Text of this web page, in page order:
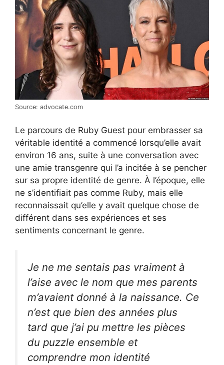
Source: advocate.com
Le parcours de Ruby Guest pour embrasser sa
véritable identité a commencé lorsqu’elle avait
environ 16 ans, suite à une conversation avec
une amie transgenre qui l’a incitée à se pencher
sur sa propre identité de genre. À l’époque, elle
ne s’identifiait pas comme Ruby, mais elle
reconnaissait qu’elle y avait quelque chose de
différent dans ses expériences et ses
sentiments concernant le genre.
Je ne me sentais pas vraiment à
l’aise avec le nom que mes parents
m’avaient donné à la naissance. Ce
n’est que bien des années plus
tard que j’ai pu mettre les pièces
du puzzle ensemble et
comprendre mon identité